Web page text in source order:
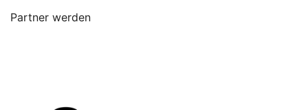
Partner werden